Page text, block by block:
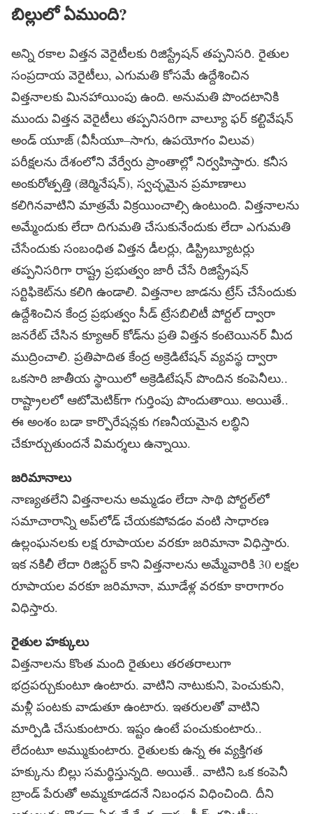
బిల్లులో ఏముంది?
అన్ని రకాల విత్తన వెరైటీలకు రిజిస్ట్రేషన్‌ తప్పనిసరి. రైతుల
సంప్రదాయ వెరైటీలు, ఎగుమతి కోసమే ఉద్దేశించిన
విత్తనాలకు మినహాయింపు ఉంది. అనుమతి పొందటానికి
ముందు విత్తన వెరైటీలు తప్పనిసరిగా వాల్యూ ఫర్‌ కల్టివేషన్‌
అండ్‌ యూజ్‌ (వీసీయూ–సాగు, ఉపయోగం విలువ)
పరీక్షలను దేశంలోని వేర్వేరు ప్రాంతాల్లో నిర్వహిస్తారు. కనీస
అంకురోత్పత్తి (జెర్మినేషన్‌), స్వచ్ఛమైన ప్రమాణాలు
కలిగినవాటిని మాత్రమే విక్రయించాల్సి ఉంటుంది. విత్తనాలను
అమ్మేందుకు లేదా దిగుమతి చేసుకునేందుకు లేదా ఎగుమతి
చేసేందుకు సంబంధిత విత్తన డీలర్లు, డిస్ట్రిబ్యూటర్లు
తప్పనిసరిగా రాష్ట్ర ప్రభుత్వం జారీ చేసే రిజిస్ట్రేషన్‌
సర్టిఫికెట్‌ను కలిగి ఉండాలి. విత్తనాల జాడను ట్రేస్‌ చేసేందుకు
ఉద్దేశించిన కేంద్ర ప్రభుత్వం సీడ్‌ ట్రేసబిలిటీ పోర్టల్‌ ద్వారా
జనరేట్‌ చేసిన క్యూఆర్‌ కోడ్‌ను ప్రతి విత్తన కంటెయినర్‌ మీద
ముద్రించాలి. ప్రతిపాదిత కేంద్ర అక్రెడిటేషన్‌ వ్యవస్థ ద్వారా
ఒకసారి జాతీయ స్థాయిలో అక్రెడిటేషన్‌ పొందిన కంపెనీలు..
రాష్ట్రాలలో ఆటోమెటిక్‌గా గుర్తింపు పొందుతాయి. అయితే..
ఈ అంశం బడా కార్పొరేషన్లకు గణనీయమైన లబ్ధిని
చేకూర్చుతుందనే విమర్శలు ఉన్నాయి.
జరిమానాలు
నాణ్యతలేని విత్తనాలను అమ్మడం లేదా సాథి పోర్టల్‌లో
సమాచారాన్ని అప్‌లోడ్‌ చేయకపోవడం వంటి సాధారణ
ఉల్లంఘనలకు లక్ష రూపాయల వరకూ జరిమానా విధిస్తారు.
ఇక నకిలీ లేదా రిజిస్టర్‌ కాని విత్తనాలను అమ్మేవారికి 30 లక్షల
రూపాయల వరకూ జరిమానా, మూడేళ్ల వరకూ కారాగారం
విధిస్తారు.
రైతుల హక్కులు
విత్తనాలను కొంత మంది రైతులు తరతరాలుగా
భద్రపర్చుకుంటూ ఉంటారు. వాటిని నాటుకుని, పెంచుకుని,
మళ్లీ పంటకు వాడుతూ ఉంటారు. ఇతరులతో వాటిని
మార్పిడి చేసుకుంటారు. ఇష్టం ఉంటే పంచుకుంటారు..
లేదంటూ అమ్ముకుంటారు. రైతులకు ఉన్న ఈ వ్యక్తిగత
హక్కును బిల్లు సమర్థిస్తున్నది. అయితే.. వాటిని ఒక కంపెనీ
బ్రాండ్‌ పేరుతో అమ్మకూడదనే నిబంధన విధించింది. దీని